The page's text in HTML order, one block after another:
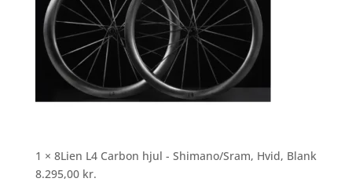
1 × 8Lien L4 Carbon hjul - Shimano/Sram, Hvid, Blank
8.295,00 kr.